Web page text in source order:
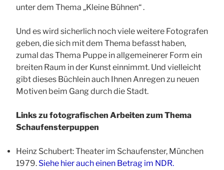
unter dem Thema „Kleine Bühnen“ .
Und es wird sicherlich noch viele weitere Fotografen
geben, die sich mit dem Thema befasst haben,
zumal das Thema Puppe in allgemeinerer Form ein
breiten Raum in der Kunst einnimmt. Und vielleicht
gibt dieses Büchlein auch Ihnen Anregen zu neuen
Motiven beim Gang durch die Stadt.
Links zu fotografischen Arbeiten zum Thema
Schaufensterpuppen
Heinz Schubert: Theater im Schaufenster, München
1979. Siehe hier auch einen Betrag im NDR.